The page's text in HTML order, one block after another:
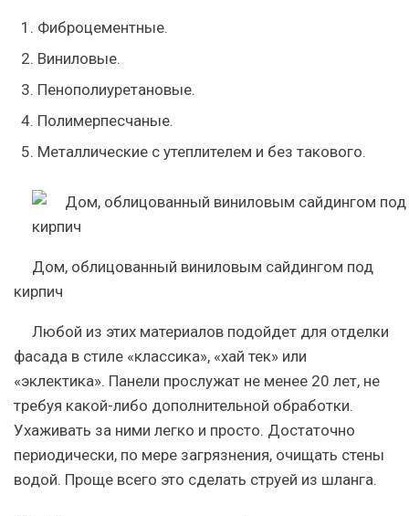
Фиброцементные.
Виниловые.
Пенополиуретановые.
Полимерпесчаные.
Металлические с утеплителем и без такового.
Дом, облицованный виниловым сайдингом под
кирпич
Любой из этих материалов подойдет для отделки
фасада в стиле «классика», «хай тек» или
«эклектика». Панели прослужат не менее 20 лет, не
требуя какой-либо дополнительной обработки.
Ухаживать за ними легко и просто. Достаточно
периодически, по мере загрязнения, очищать стены
водой. Проще всего это сделать струей из шланга.